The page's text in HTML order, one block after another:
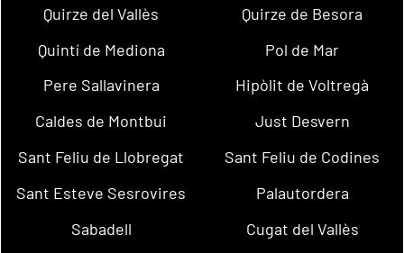
Quirze del Vallès
Quirze de Besora
Quintí de Mediona
Pol de Mar
Pere Sallavinera
Hipòlit de Voltregà
Caldes de Montbui
Just Desvern
Sant Feliu de Llobregat
Sant Feliu de Codines
Sant Esteve Sesrovires
Palautordera
Sabadell
Cugat del Vallès